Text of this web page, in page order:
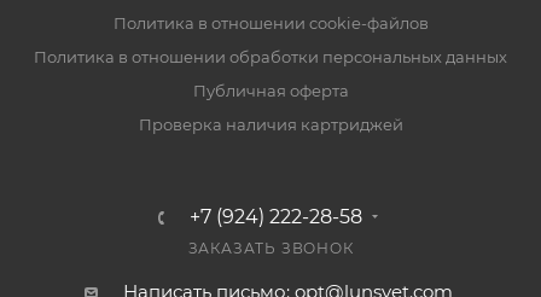
Политика в отношении cookie-файлов
Политика в отношении обработки персональных данных
Публичная оферта
Проверка наличия картриджей
+7 (924) 222-28-58
ЗАКАЗАТЬ ЗВОНОК
Написать письмо: opt@lunsvet.com